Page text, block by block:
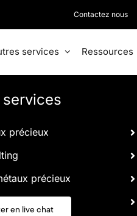
Contactez nous
services Ressources
précieux
précieux
en live chat